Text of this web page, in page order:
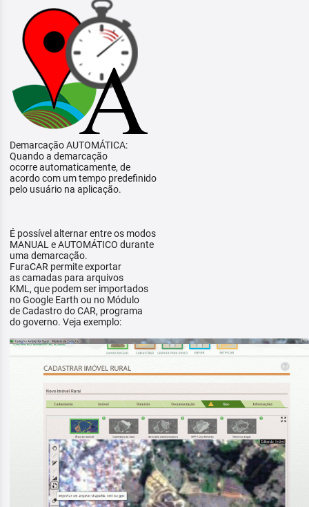
Demarcação AUTOMÁTICA:
Quando a demarcação
ocorre automaticamente, de
acordo com um tempo predefinido
pelo usuário na aplicação.
É possível alternar entre os modos
MANUAL e AUTOMÁTICO durante
uma demarcação.
FuraCAR permite exportar
as camadas para arquivos
KML, que podem ser importados
no Google Earth ou no Módulo
de Cadastro do CAR, programa
do governo. Veja exemplo: